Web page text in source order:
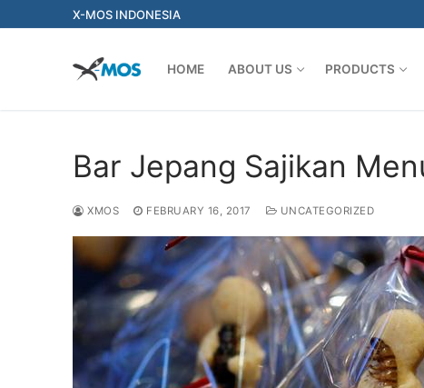
to
X-MOS INDONESIA
HOME ABOUT US PRODUCTS
Bar Jepang Sajikan
XMOS FEBRUARY 16, 2017 UNCATEGORIZED